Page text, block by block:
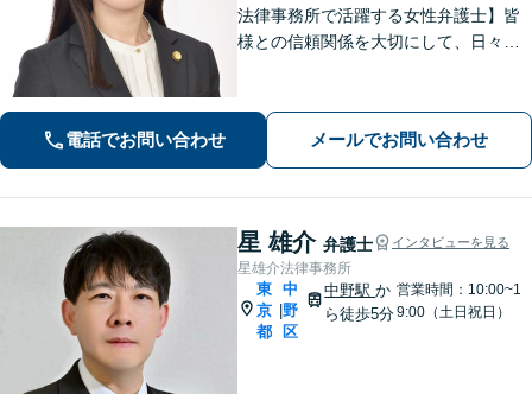
法律事務所で活躍する女性弁護士】皆
様との信頼関係を大切にして、日々業
ましたら、お気軽にご相談ください。
電話でお問い合わせ メールでお問い合わせ
星 雄介 弁護士 インタビューを見る
星雄介法律事務所
東
京
都
|
中
野
区
中野駅か
ら徒歩5分
営業時間：10:00~1
9:00（土日祝日）